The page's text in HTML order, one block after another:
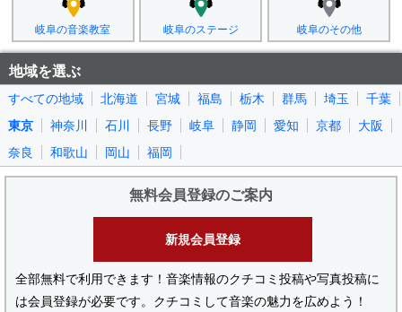
岐阜の音楽教室 岐阜のステージ 岐阜のその他
地域を選ぶ
すべての地域 北海道 宮城 福島 栃木 群馬 埼玉
千葉
東京
神奈川 石川 長野 岐阜 静岡 愛知 京都
大阪
奈良
和歌山 岡山 福岡
無料会員登録のご案内
新規会員登録
全部無料で利用できます！音楽情報のクチコミ投稿や写真投稿に
は会員登録が必要です。クチコミして音楽の魅力を広めよう！